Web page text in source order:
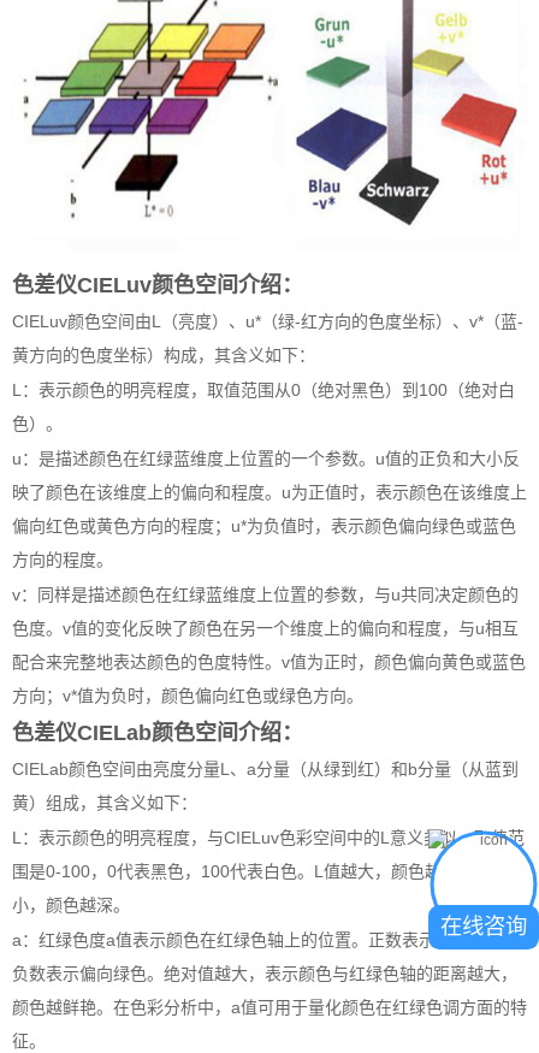
色差仪CIELuv颜色空间介绍：
CIELuv颜色空间由L（亮度）、u*（绿-红方向的色度坐标）、v*（蓝-
黄方向的色度坐标）构成，其含义如下：
L：表示颜色的明亮程度，取值范围从0（绝对黑色）到100（绝对白
色）。
u：是描述颜色在红绿蓝维度上位置的一个参数。u值的正负和大小反
映了颜色在该维度上的偏向和程度。u为正值时，表示颜色在该维度上
偏向红色或黄色方向的程度；u*为负值时，表示颜色偏向绿色或蓝色
方向的程度。
v：同样是描述颜色在红绿蓝维度上位置的参数，与u共同决定颜色的
色度。v值的变化反映了颜色在另一个维度上的偏向和程度，与u相互
配合来完整地表达颜色的色度特性。v值为正时，颜色偏向黄色或蓝色
方向；v*值为负时，颜色偏向红色或绿色方向。
色差仪CIELab颜色空间介绍：
CIELab颜色空间由亮度分量L、a分量（从绿到红）和b分量（从蓝到
黄）组成，其含义如下：
L：表示颜色的明亮程度，与CIELuv色彩空间中的L意义类似。取值范
围是0-100，0代表黑色，100代表白色。L值越大，颜色越浅；L值越
小，颜色越深。
a：红绿色度a值表示颜色在红绿色轴上的位置。正数表示偏向红色，
负数表示偏向绿色。绝对值越大，表示颜色与红绿色轴的距离越大，
颜色越鲜艳。在色彩分析中，a值可用于量化颜色在红绿色调方面的特
征。
在线咨询